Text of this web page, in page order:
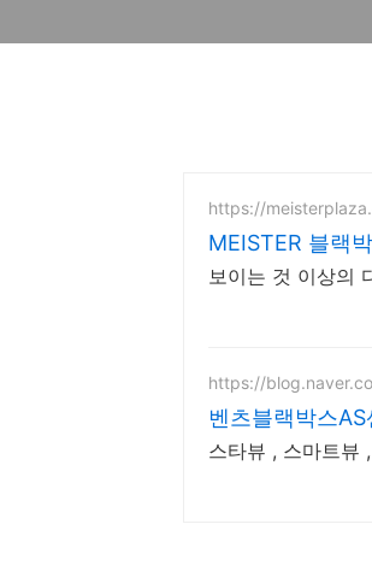
https://
MEISTER 블랙
보이는 것 이상의
https://
벤츠블랙박스AS
스타뷰 , 스마트뷰